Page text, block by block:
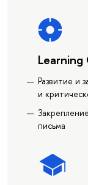
Развитие и
и
письма